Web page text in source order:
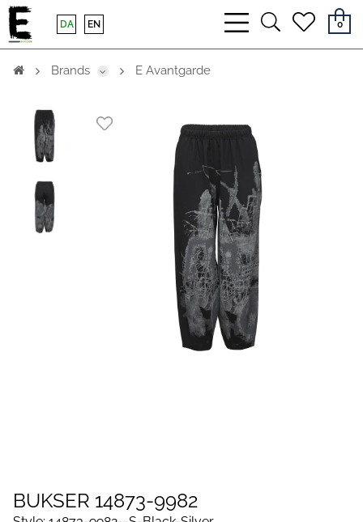
bars
light
searchheart
0
DA EN
Brands E Avantgarde
BUKSER 14873-9982